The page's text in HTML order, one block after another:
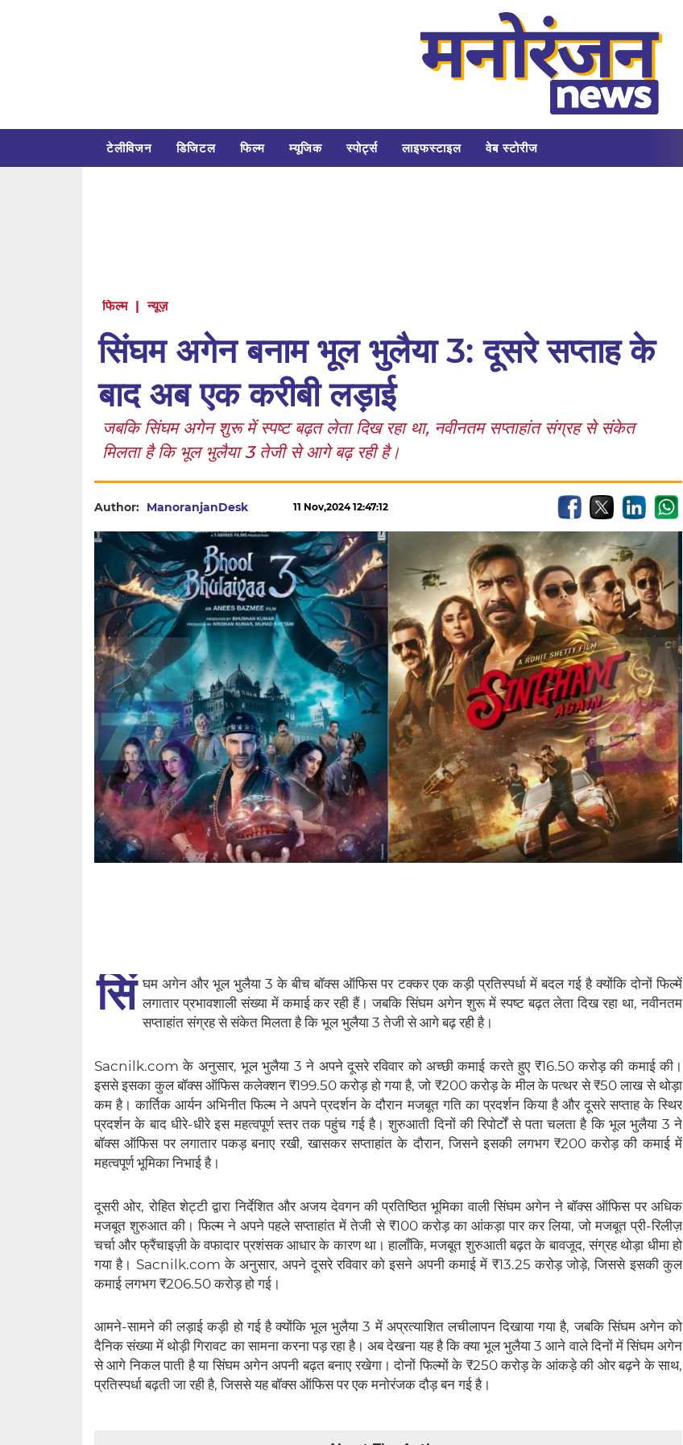
टेलीविजन डिजिटल फिल्म म्यूजिक स्पोर्ट्स लाइफस्टाइल वेब स्टोरीज
फिल्म | न्यूज़
सिंघम अगेन बनाम भूल भुलैया 3: दूसरे सप्ताह के
बाद अब एक करीबी लड़ाई
जबकि सिंघम अगेन शुरू में स्पष्ट बढ़त लेता दिख रहा था, नवीनतम सप्ताहांत संग्रह से संकेत
मिलता है कि भूल भुलैया 3 तेजी से आगे बढ़ रही है।
Author: ManoranjanDesk 11 Nov,2024 12:47:12
सिं घम अगेन और भूल भुलैया 3 के बीच बॉक्स ऑफिस पर टक्कर एक कड़ी प्रतिस्पर्धा में बदल गई है क्योंकि दोनों फिल्में
लगातार प्रभावशाली संख्या में कमाई कर रही हैं। जबकि सिंघम अगेन शुरू में स्पष्ट बढ़त लेता दिख रहा था, नवीनतम
सप्ताहांत संग्रह से संकेत मिलता है कि भूल भुलैया 3 तेजी से आगे बढ़ रही है।
Sacnilk.com के अनुसार, भूल भुलैया 3 ने अपने दूसरे रविवार को अच्छी कमाई करते हुए ₹16.50 करोड़ की कमाई की।
इससे इसका कुल बॉक्स ऑफिस कलेक्शन ₹199.50 करोड़ हो गया है, जो ₹200 करोड़ के मील के पत्थर से ₹50 लाख से थोड़ा
कम है। कार्तिक आर्यन अभिनीत फिल्म ने अपने प्रदर्शन के दौरान मजबूत गति का प्रदर्शन किया है और दूसरे सप्ताह के स्थिर
प्रदर्शन के बाद धीरे-धीरे इस महत्वपूर्ण स्तर तक पहुंच गई है। शुरुआती दिनों की रिपोर्टों से पता चलता है कि भूल भुलैया 3 ने
बॉक्स ऑफिस पर लगातार पकड़ बनाए रखी, खासकर सप्ताहांत के दौरान, जिसने इसकी लगभग ₹200 करोड़ की कमाई में
महत्वपूर्ण भूमिका निभाई है।
दूसरी ओर, रोहित शेट्टी द्वारा निर्देशित और अजय देवगन की प्रतिष्ठित भूमिका वाली सिंघम अगेन ने बॉक्स ऑफिस पर अधिक
मजबूत शुरुआत की। फिल्म ने अपने पहले सप्ताहांत में तेजी से ₹100 करोड़ का आंकड़ा पार कर लिया, जो मजबूत प्री-रिलीज़
चर्चा और फ्रैंचाइज़ी के वफादार प्रशंसक आधार के कारण था। हालाँकि, मजबूत शुरुआती बढ़त के बावजूद, संग्रह थोड़ा धीमा हो
गया है। Sacnilk.com के अनुसार, अपने दूसरे रविवार को इसने अपनी कमाई में ₹13.25 करोड़ जोड़े, जिससे इसकी कुल
कमाई लगभग ₹206.50 करोड़ हो गई।
आमने-सामने की लड़ाई कड़ी हो गई है क्योंकि भूल भुलैया 3 में अप्रत्याशित लचीलापन दिखाया गया है, जबकि सिंघम अगेन को
दैनिक संख्या में थोड़ी गिरावट का सामना करना पड़ रहा है। अब देखना यह है कि क्या भूल भुलैया 3 आने वाले दिनों में सिंघम अगेन
से आगे निकल पाती है या सिंघम अगेन अपनी बढ़त बनाए रखेगा। दोनों फिल्मों के ₹250 करोड़ के आंकड़े की ओर बढ़ने के साथ,
प्रतिस्पर्धा बढ़ती जा रही है, जिससे यह बॉक्स ऑफिस पर एक मनोरंजक दौड़ बन गई है।